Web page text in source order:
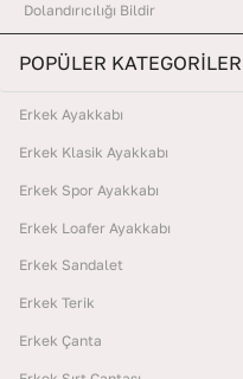
Dolandırıcılığı Bildir
POPÜLER KATEGORİLER
Erkek Ayakkabı
Erkek Klasik Ayakkabı
Erkek Spor Ayakkabı
Erkek Loafer Ayakkabı
Erkek Sandalet
Erkek Terik
Erkek Çanta